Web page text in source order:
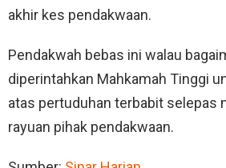
akhir kes pendakwaan.
Pendakwah bebas ini walau
diperintahkan Mahkamah Tinggi
atas pertuduhan terbabit selepas
rayuan pihak pendakwaan.